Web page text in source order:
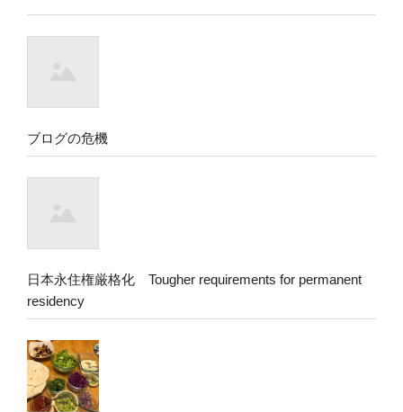
ブログの危機
日本永住権厳格化 Tougher requirements for permanent
residency